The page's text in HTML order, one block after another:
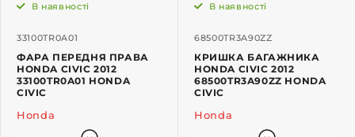
33100TR0A01
В наявності
ФАРА ПЕРЕДНЯ ПРАВА
HONDA CIVIC 2012
33100TR0A01 HONDA
CIVIC
Honda
68500TR3A90ZZ
В наявності
КРИШКА БАГАЖНИКА
HONDA CIVIC 2012
68500TR3A90ZZ HONDA
CIVIC
Honda